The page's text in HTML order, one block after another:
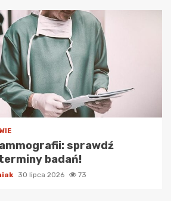
sprawdź
badań!
30 lipca 2026 73